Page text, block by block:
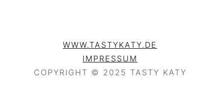
WWW.TASTYKATY.DE
IMPRESSUM
COPYRIGHT © 2025 TASTY KATY